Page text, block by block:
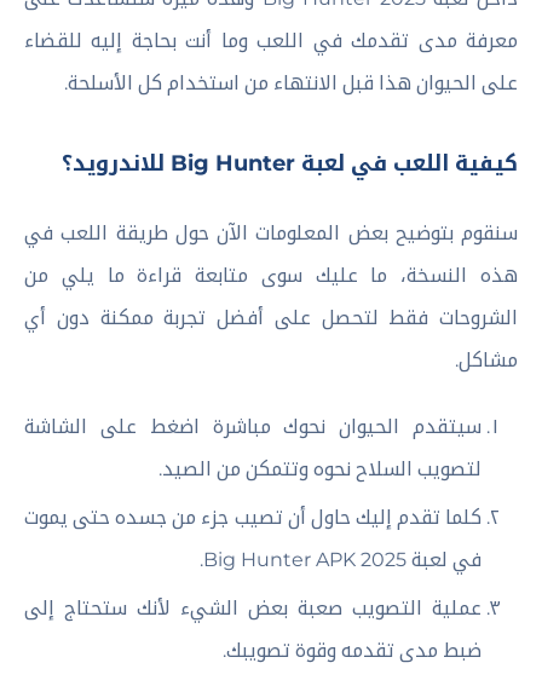
معرفة مدى تقدمك في اللعب وما أنت بحاجة إليه للقضاء
على الحيوان هذا قبل الانتهاء من استخدام كل الأسلحة.
كيفية اللعب في لعبة Big Hunter للاندرويد؟
سنقوم بتوضيح بعض المعلومات الآن حول طريقة اللعب في
هذه النسخة، ما عليك سوى متابعة قراءة ما يلي من
الشروحات فقط لتحصل على أفضل تجربة ممكنة دون أي
مشاكل.
سيتقدم الحيوان نحوك مباشرة اضغط على الشاشة
لتصويب السلاح نحوه وتتمكن من الصيد.
كلما تقدم إليك حاول أن تصيب جزء من جسده حتى يموت
في لعبة Big Hunter APK 2025.
عملية التصويب صعبة بعض الشيء لأنك ستحتاج إلى
ضبط مدى تقدمه وقوة تصويبك.